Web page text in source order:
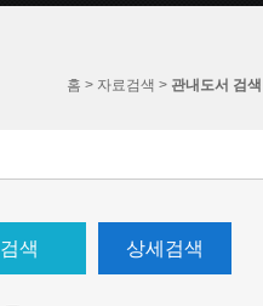
홈 > 자료검색 > 관내도서 검색
검색 상세검색